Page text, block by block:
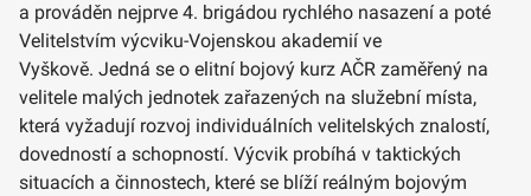
a prováděn nejprve 4. brigádou rychlého nasazení a poté
Velitelstvím výcviku-Vojenskou akademií ve
Vyškově. Jedná se o elitní bojový kurz AČR zaměřený na
velitele malých jednotek zařazených na služební místa,
která vyžadují rozvoj individuálních velitelských znalostí,
dovedností a schopností. Výcvik probíhá v taktických
situacích a činnostech, které se blíží reálným bojovým